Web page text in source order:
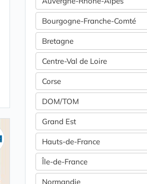
Bourgogne-Franche-Comté
Bretagne
Centre-Val de Loire
Corse
DOM/TOM
Grand Est
Hauts-de-France
Île-de-France
Normandie